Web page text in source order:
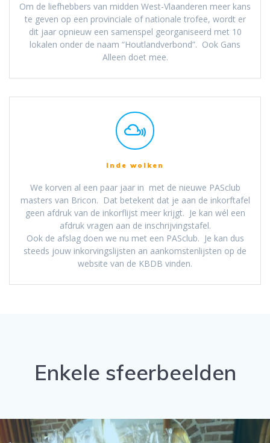
Om de liefhebbers van midden West-Vlaanderen meer kans
te geven op een provinciale of nationale trofee, wordt er
dit jaar opnieuw een samenspel georganiseerd met 10
lokalen onder de naam “Houtlandverbond”. Ook Gans
Alleen doet mee.
Inde wolken
We korven al een paar jaar in met de nieuwe PASclub
masters van Bricon. Dat betekent dat je aan de inkorftafel
geen afdruk van de inkorflijst meer krijgt. Je kan wél een
afdruk vragen aan de inschrijvingstafel.
Ook de afslag doen we nu met een PASclub. Je kan dus
steeds jouw inkorvingslijsten an aankomstenlijsten op de
website van de KBDB vinden.
Enkele sfeerbeelden